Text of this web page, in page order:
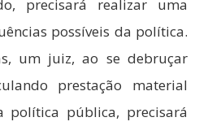
precisará realizar uma
possíveis da política.
um juiz, ao se debruçar
prestação material
política pública, precisará